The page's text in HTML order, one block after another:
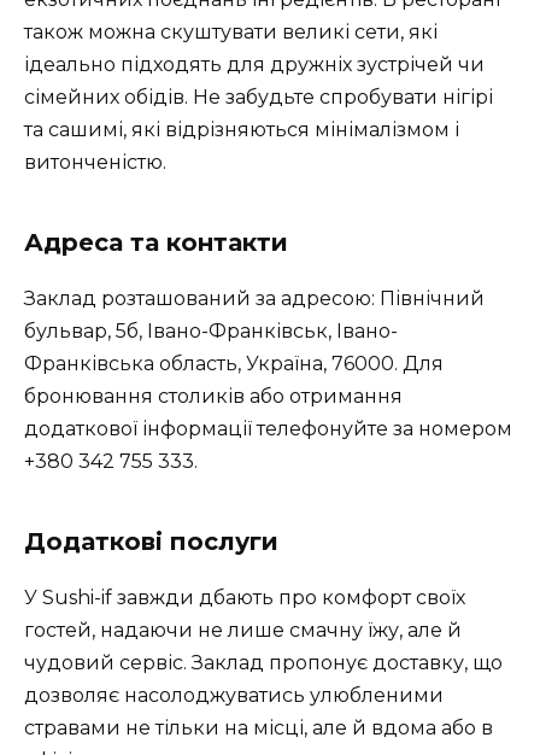
також можна скуштувати великі сети, які
ідеально підходять для дружніх зустрічей чи
сімейних обідів. Не забудьте спробувати нігірі
та сашимі, які відрізняються мінімалізмом і
витонченістю.
Адреса та контакти
Заклад розташований за адресою: Північний
бульвар, 5б, Івано-Франківськ, Івано-
Франківська область, Україна, 76000. Для
бронювання столиків або отримання
додаткової інформації телефонуйте за номером
+380 342 755 333.
Додаткові послуги
У Sushi-if завжди дбають про комфорт своїх
гостей, надаючи не лише смачну їжу, але й
чудовий сервіс. Заклад пропонує доставку, що
дозволяє насолоджуватись улюбленими
стравами не тільки на місці, але й вдома або в